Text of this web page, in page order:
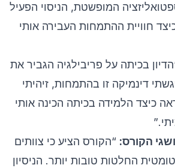
המופשטת, הניסוי הפעיל
חוויית ההתמחות העבירה אותי
בכיתה על פריבילגיה הגביר את
דינמיקה זו בהתמחות, זיהיתי
כיצד הלמידה בכיתה הכינה אותי
הקורס: “הקורס הציע כי צוותים
החלטות טובות יותר. הניסיון